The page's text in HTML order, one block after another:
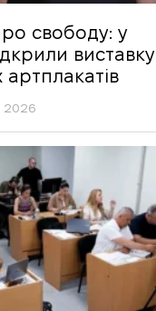
свободу: у
виставку
2026